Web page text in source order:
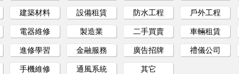
建築材料 設備租賃 防水工程 戶外工程
電器維修 製造業 二手買賣 車輛租賃
進修學習 金融服務 廣告招牌 禮儀公司
手機維修 通風系統 其它